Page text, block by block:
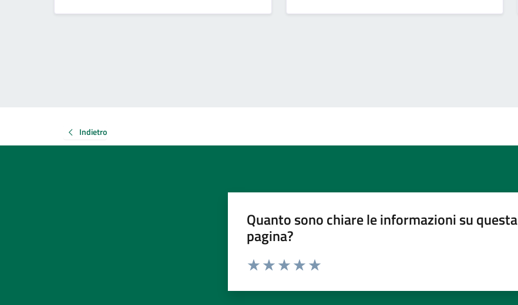
Indietro
Quanto sono chiare le informazioni su questa
pagina?
Valuta da 1 a 5 stelle la pagina